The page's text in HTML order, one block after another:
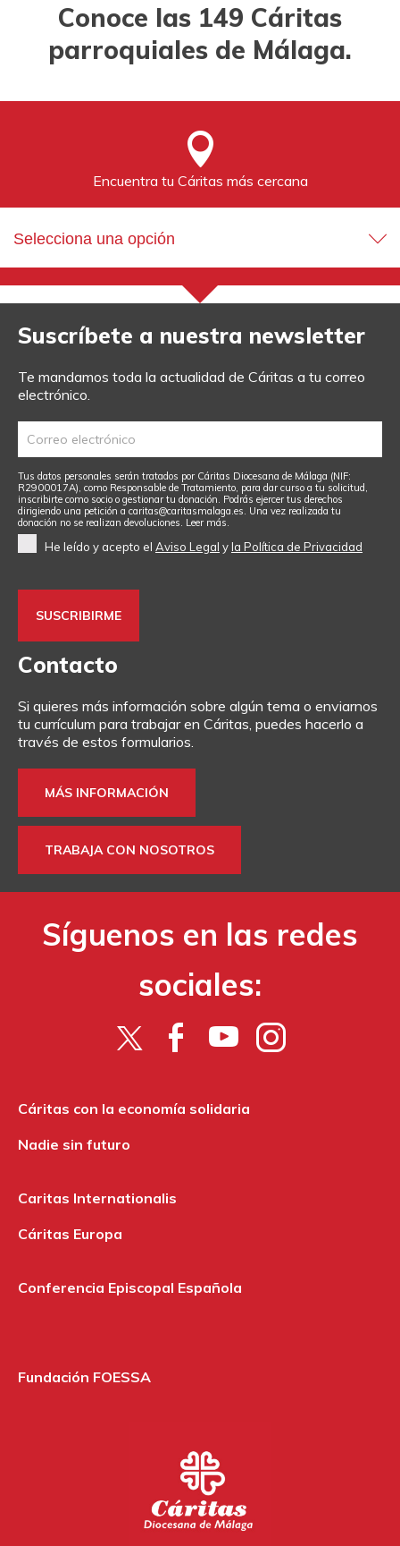
Conoce las 149 Cáritas
parroquiales de Málaga.
Encuentra tu Cáritas más cercana
Selecciona una opción
Suscríbete a nuestra newsletter
Te mandamos toda la actualidad de Cáritas a tu correo
electrónico.
Tus datos personales serán tratados por Cáritas Diocesana de Málaga (NIF:
R2900017A), como Responsable de Tratamiento, para dar curso a tu solicitud,
inscribirte como socio o gestionar tu donación. Podrás ejercer tus derechos
dirigiendo una petición a caritas@caritasmalaga.es. Una vez realizada tu
donación no se realizan devoluciones. Leer más.
He leído y acepto el Aviso Legal yla Política de Privacidad
Contacto
Si quieres más información sobre algún tema o enviarnos
tu currículum para trabajar en Cáritas, puedes hacerlo a
través de estos formularios.
MÁS INFORMACIÓN
TRABAJA CON NOSOTROS
Síguenos en las redes
sociales:
Cáritas con la economía solidaria
Nadie sin futuro
Caritas Internationalis
Cáritas Europa
Conferencia Episcopal Española
Fundación FOESSA